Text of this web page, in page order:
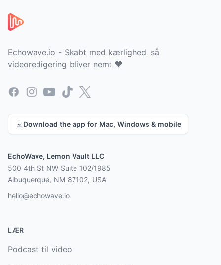
Echowave.io - Skabt med kærlighed, så
videoredigering bliver nemt 💙
Facebook
InstagramYouTubeTikTok
X
Download the app for Mac, Windows & mobile
EchoWave, Lemon Vault LLC
500 4th St NW Suite 102/1985
Albuquerque, NM 87102, USA
hello@echowave.io
LÆR
Podcast til video